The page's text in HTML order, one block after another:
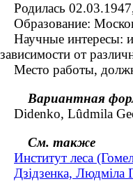
Родилась 02.03.1947,
Образование:
Научные интересы:
зависимости от
Место работы,
Вариантная
Didenko, Lûdmila
См. также
Институт леса
Дзідзенка, Людміла